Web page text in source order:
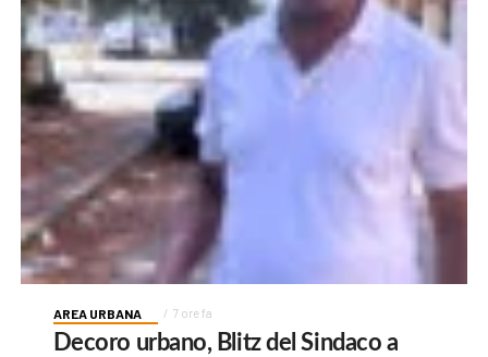
AREA URBANA 7 ore fa
Decoro urbano, Blitz del Sindaco a